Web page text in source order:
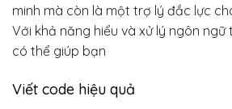
minh mà còn là một trợ lý đắc lực
Với khả năng hiểu và xử lý ngôn ngữ
có thể giúp bạn
Viết code hiệu quả